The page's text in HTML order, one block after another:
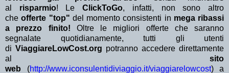
al risparmio! LeClickToGo, infatti, non sono altro
cheofferte "top" del momento consistenti in mega ribassi
a prezzo finito! Oltre le migliori offerte che saranno
segnalate quotidianamente, tutti gli utenti
di ViaggiareLowCost.org potranno accedere direttamente
al sito
web (http://www.iconsulentidiviaggio.it/viaggiarelowcost) a